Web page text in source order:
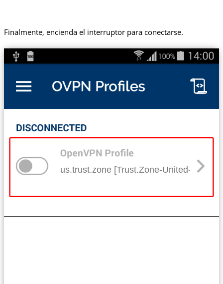
Finalmente, encienda el interruptor para conectarse.
us.trust.zone [Trust.Zone-United-States]